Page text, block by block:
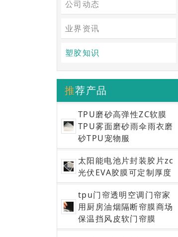
公司动态
业界资讯
塑胶知识
推荐产品
TPU磨砂高弹性ZC软膜
TPU雾面磨砂雨伞雨衣磨
砂TPU宠物服
太阳能电池片封装胶片zc
光伏EVA胶膜可定制厚度
tpu门帘透明空调门帘家
用厨房油烟隔断帘膜商场
保温挡风皮软门帘膜